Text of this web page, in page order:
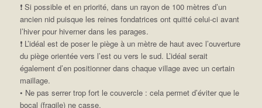
❗ Si possible et en priorité, dans un rayon de 100 mètres d’un
ancien nid puisque les reines fondatrices ont quitté celui-ci avant
l’hiver pour hiverner dans les parages.
❗ L’idéal est de poser le piège à un mètre de haut avec l’ouverture
du piège orientée vers l’est ou vers le sud. L’idéal serait
également d’en positionner dans chaque village avec un certain
maillage.
• Ne pas serrer trop fort le couvercle : cela permet d’éviter que le
bocal (fragile) ne casse,